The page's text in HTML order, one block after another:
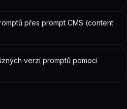
přes prompt CMS (content
verzí promptů pomocí